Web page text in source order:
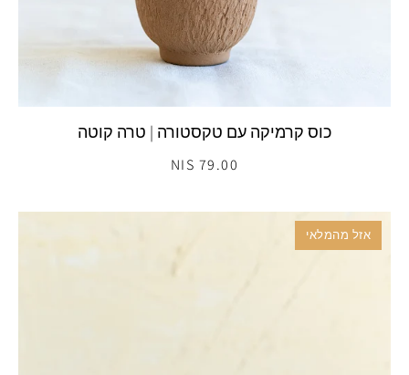
79.00 NIS
כוס קרמיקה עם טקסטורה | טרה קוטה
אזל מהמלאי